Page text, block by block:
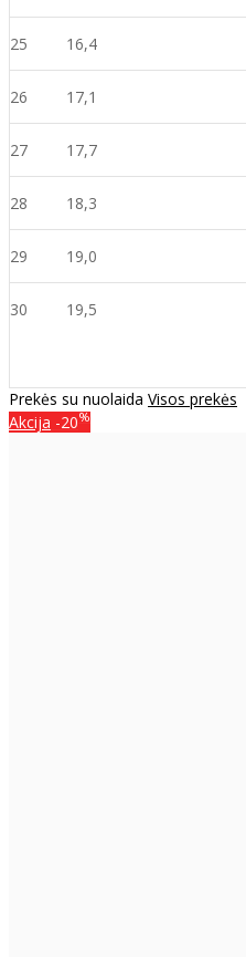
25 16,4
26 17,1
27 17,7
28 18,3
29 19,0
30 19,5
Prekės su nuolaida Visos prekės
Akcija -20%